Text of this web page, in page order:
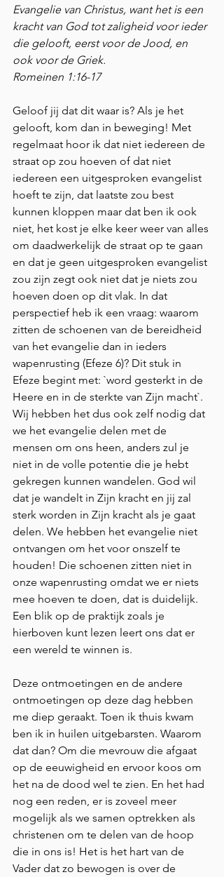
Evangelie van Christus, want het is een
kracht van God tot zaligheid voor ieder
die gelooft, eerst voor de Jood, en
ook voor de Griek.
Romeinen 1:16-17
Geloof jij dat dit waar is? Als je het
gelooft, kom dan in beweging! Met
regelmaat hoor ik dat niet iedereen de
straat op zou hoeven of dat niet
iedereen een uitgesproken evangelist
hoeft te zijn, dat laatste zou best
kunnen kloppen maar dat ben ik ook
niet, het kost je elke keer weer van alles
om daadwerkelijk de straat op te gaan
en dat je geen uitgesproken evangelist
zou zijn zegt ook niet dat je niets zou
hoeven doen op dit vlak. In dat
perspectief heb ik een vraag: waarom
zitten de schoenen van de bereidheid
van het evangelie dan in ieders
wapenrusting (Efeze 6)? Dit stuk in
Efeze begint met: `word gesterkt in de
Heere en in de sterkte van Zijn macht`.
Wij hebben het dus ook zelf nodig dat
we het evangelie delen met de
mensen om ons heen, anders zul je
niet in de volle potentie die je hebt
gekregen kunnen wandelen. God wil
dat je wandelt in Zijn kracht en jij zal
sterk worden in Zijn kracht als je gaat
delen. We hebben het evangelie niet
ontvangen om het voor onszelf te
houden! Die schoenen zitten niet in
onze wapenrusting omdat we er niets
mee hoeven te doen, dat is duidelijk.
Een blik op de praktijk zoals je
hierboven kunt lezen leert ons dat er
een wereld te winnen is.
Deze ontmoetingen en de andere
ontmoetingen op deze dag hebben
me diep geraakt. Toen ik thuis kwam
ben ik in huilen uitgebarsten. Waarom
dat dan? Om die mevrouw die afgaat
op de eeuwigheid en ervoor koos om
het na de dood wel te zien. En het had
nog een reden, er is zoveel meer
mogelijk als we samen optrekken als
christenen om te delen van de hoop
die in ons is! Het is het hart van de
Vader dat zo bewogen is over de